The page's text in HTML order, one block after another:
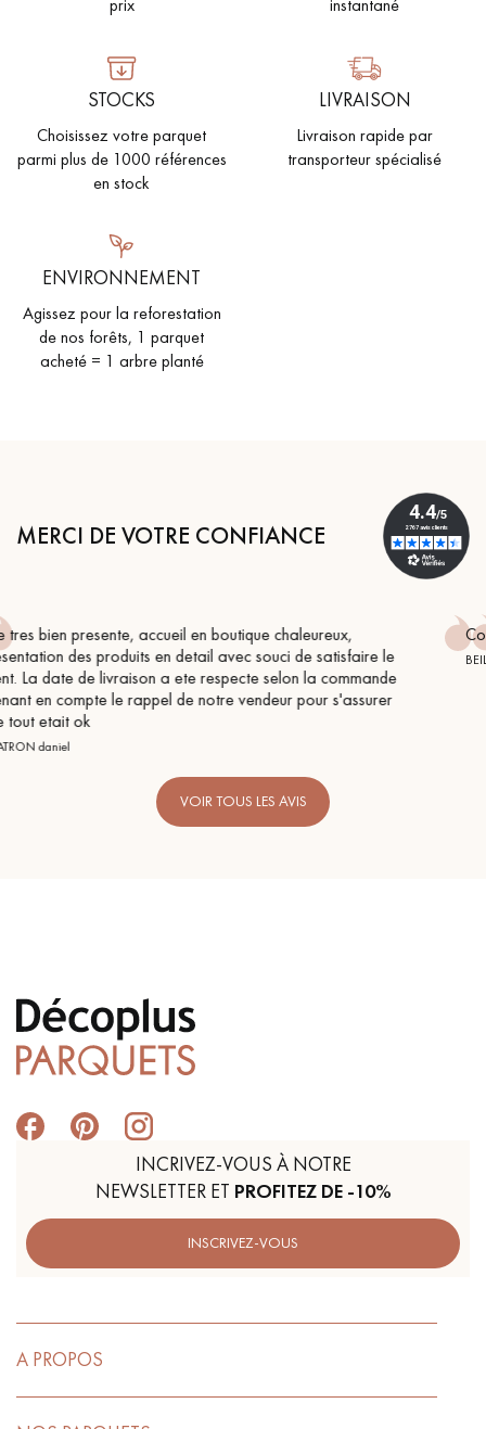
STOCKS
Choisissez votre parquet
parmi plus de 1000 références
en stock
LIVRAISON
Livraison rapide par
transporteur spécialisé
ENVIRONNEMENT
Agissez pour la reforestation
de nos forêts, 1 parquet
acheté = 1 arbre planté
MERCI DE VOTRE CONFIANCE
le
s'assurer
Conseil parfait, échanges fluides. Je
BEILE FRANCK
VOIR TOUS LES AVIS
INCRIVEZ-VOUS À NOTRE
NEWSLETTER ET PROFITEZ DE -10%
INSCRIVEZ-VOUS
A PROPOS